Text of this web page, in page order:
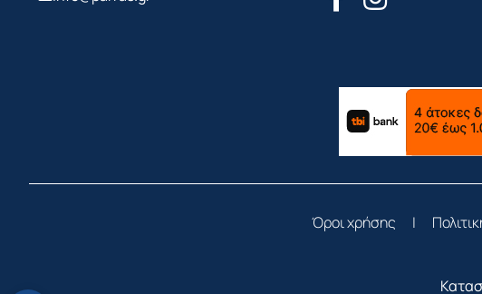
Όροι χρήσης |